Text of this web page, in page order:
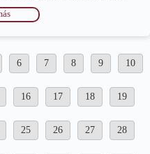
6 7 8 9 10
16 17 18 19
25 26 27 28